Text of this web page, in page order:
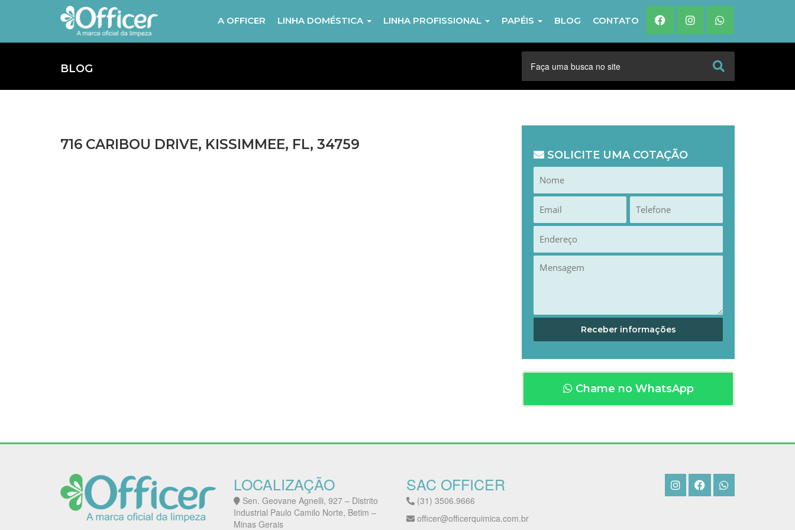
A OFFICER LINHA DOMÉSTICA LINHA PROFISSIONAL PAPÉIS BLOG CONTATO
BLOG
716 CARIBOU DRIVE, KISSIMMEE, FL, 34759
SOLICITE UMA COTAÇÃO
Chame no WhatsApp
LOCALIZAÇÃO
Sen. Geovane Agnelli, 927 – Distrito
Industrial Paulo Camilo Norte, Betim –
Minas Gerais
SAC OFFICER
(31) 3506.9666
officer@officerquimica.com.br